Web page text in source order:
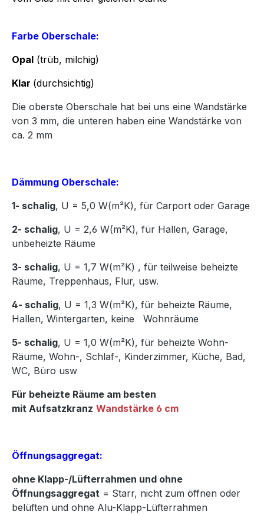
Farbe Oberschale:
Opal (trüb, milchig)
Klar (durchsichtig)
Die oberste Oberschale hat bei uns eine Wandstärke
von 3 mm, die unteren haben eine Wandstärke von
ca. 2 mm
Dämmung Oberschale:
1- schalig, U = 5,0 W(m²K), für Carport oder Garage
2- schalig, U = 2,6 W(m²K), für Hallen, Garage,
unbeheizte Räume
3- schalig, U = 1,7 W(m²K) , für teilweise beheizte
Räume, Treppenhaus, Flur, usw.
4- schalig, U = 1,3 W(m²K), für beheizte Räume,
Hallen, Wintergarten, keine Wohnräume
5- schalig, U = 1,0 W(m²K), für beheizte Wohn-
Räume, Wohn-, Schlaf-, Kinderzimmer, Küche, Bad,
WC, Büro usw
Für beheizte Räume am besten
mit Aufsatzkranz Wandstärke 6 cm
Öffnungsaggregat:
ohne Klapp-/Lüfterrahmen und ohne
Öffnungsaggregat = Starr, nicht zum öffnen oder
belüften und ohne Alu-Klapp-Lüfterrahmen